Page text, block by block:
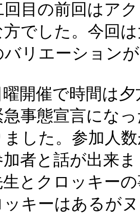
回目の前回はア
方でした。今回
リエーション
開催で時間は夕
急事態宣言にな
した。参加人
加者と話が出来
とクロッキー
キーはあるが